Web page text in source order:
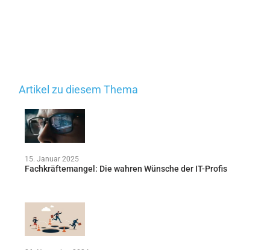
Artikel zu diesem Thema
15. Januar 2025
Fachkräftemangel: Die wahren Wünsche der IT-Profis